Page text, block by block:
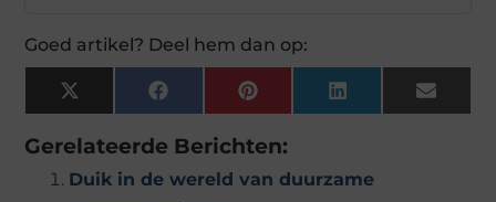
Goed artikel? Deel hem dan op:
X
(Twitter)
FacebookPinterest LinkedIn Email
Gerelateerde Berichten:
Duik in de wereld van duurzame